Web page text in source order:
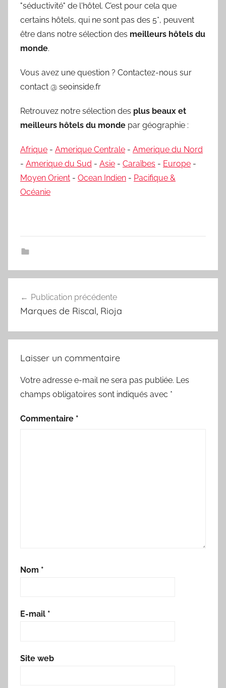
"séductivité" de l'hôtel. C’est pour cela que
certains hôtels, qui ne sont pas des 5*, peuvent
être dans notre sélection des meilleurs hôtels du
monde.
Vous avez une question ? Contactez-nous sur
contact @ seoinside.fr
Retrouvez notre sélection des plus beaux et
meilleurs hôtels du monde par géographie :
Afrique - Amerique Centrale - Amerique du Nord
- Amerique du Sud - Asie - Caraïbes - Europe -
Moyen Orient - Ocean Indien - Pacifique &
Océanie
de
Publication précédente
Marques de Riscal, Rioja
Laisser un commentaire
Votre adresse e-mail ne sera pas publiée. Les
champs obligatoires sont indiqués avec *
Commentaire *
Nom *
E-mail *
Site web